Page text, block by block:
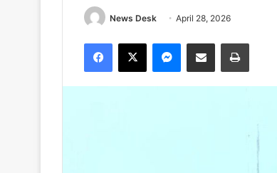
News Desk April 28, 2026
Facebook
X Messenger
Share via Email Print